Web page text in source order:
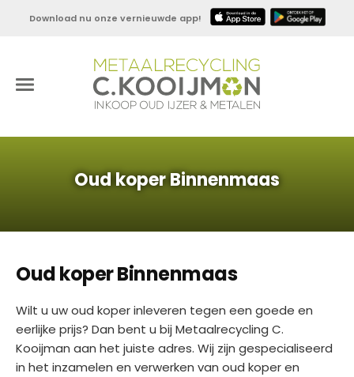
Download nu onze vernieuwde app!
Oud koper Binnenmaas
Oud koper Binnenmaas
Wilt u uw oud koper inleveren tegen een goede en
eerlijke prijs? Dan bent u bij Metaalrecycling C.
Kooijman aan het juiste adres. Wij zijn gespecialiseerd
in het inzamelen en verwerken van oud koper en